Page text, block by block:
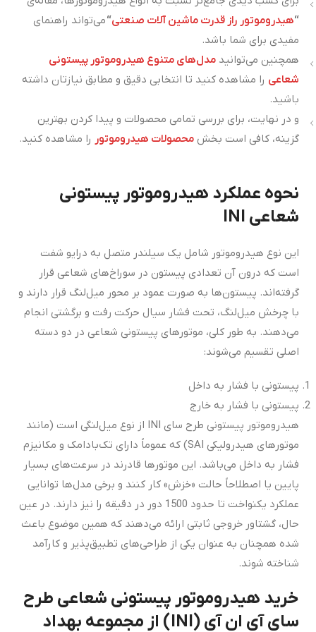
“هیدروموتور راز قدرت ماشین آلات صنعتی“می‌تواند راهنمای
مفیدی برای شما باشد.
همچنین می‌توانید مدل‌های متنوع هیدروموتور پیستونی
شعاعی را مشاهده کنید تا انتخابی دقیق و مطابق نیازتان داشته
باشید.
و در نهایت، برای بررسی تمامی محصولات و پیدا کردن بهترین
گزینه، کافی است بخش محصولات هیدروموتور را مشاهده کنید.
نحوه عملکرد هیدروموتور پیستونی
شعاعی INI
این نوع هیدروموتور شامل یک سیلندر متصل به درایو شفت
است که درون آن تعدادی پیستون در سوراخ‌های شعاعی قرار
گرفته‌اند. پیستون‌ها به صورت عمود بر محور میل‌لنگ قرار دارند و
با چرخش میل‌لنگ، تحت فشار سیال حرکت رفت و برگشتی انجام
می‌دهند. به طور کلی، موتورهای پیستونی شعاعی در دو دسته
اصلی تقسیم می‌شوند:
پیستونی با فشار به داخل
پیستونی با فشار به خارج
هیدروموتور پیستونی طرح سای INI از نوع میل‌لنگی است (مانند
موتورهای هیدرولیکی SAI) که عموماً دارای تک‌بادامک و مکانیزم
فشار به داخل می‌باشد. این موتورها قادرند در سرعت‌های بسیار
پایین یا اصطلاحاً حالت «خزش» کار کنند و برخی مدل‌ها توانایی
عملکرد یکنواخت تا حدود 1500 دور در دقیقه را نیز دارند. در عین
حال، گشتاور خروجی ثابتی ارائه می‌دهند که همین موضوع باعث
شده همچنان به عنوان یکی از طراحی‌های تطبیق‌پذیر و کارآمد
شناخته شوند.
خرید هیدروموتور پیستونی شعاعی طرح
سای آی ان آی (INI) از مجموعه بهداد